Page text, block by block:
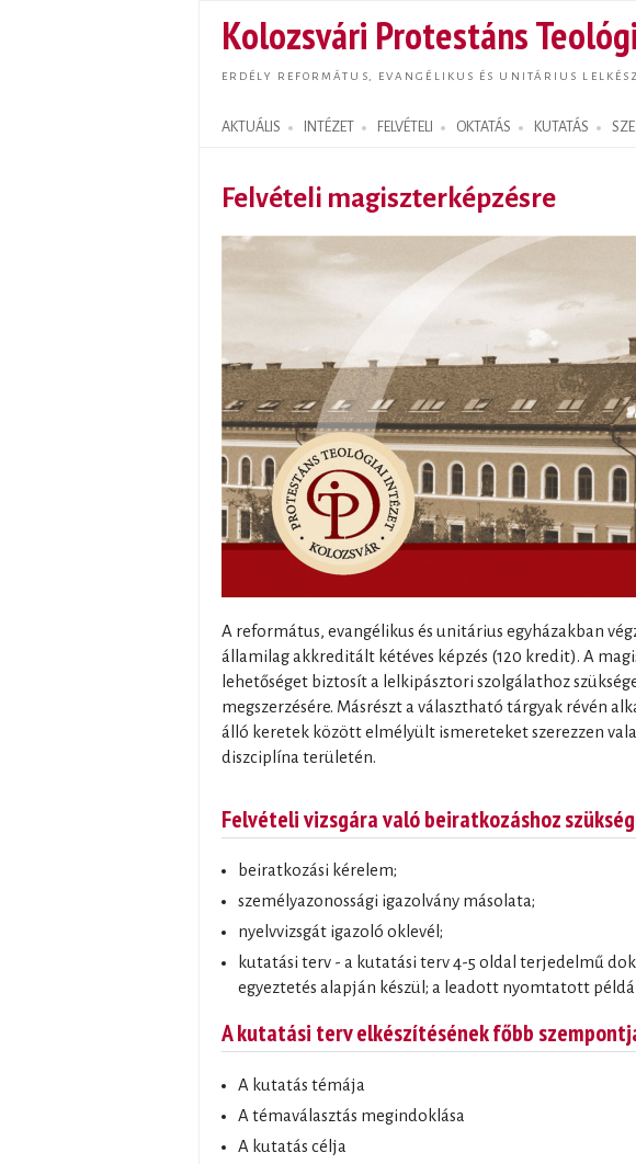
Kolozsvári Protestáns
ERDÉLY REFORMÁTUS, EVANGÉLIKUS ÉS UNITÁRIUS
AKTUÁLIS INTÉZET FELVÉTELI OKTATÁS KUTATÁS
Search form
Felvételi magiszterképzésre
A református, evangélikus és unitárius egyházakban
államilag akkreditált kétéves képzés (120 kredit). A
lehetőséget biztosít a lelkipásztori szolgálathoz
megszerzésére. Másrészt a választható tárgyak révén
álló keretek között elmélyült ismereteket szerezzen
diszciplína területén.
Felvételi vizsgára való beiratkozáshoz
beiratkozási kérelem;
személyazonossági igazolvány másolata;
nyelvvizsgát igazoló oklevél;
kutatási terv - a kutatási terv 4-5 oldal terjedelmű
egyeztetés alapján készül; a leadott nyomtatott
A kutatási terv elkészítésének főbb
A kutatás témája
A témaválasztás megindoklása
A kutatás célja